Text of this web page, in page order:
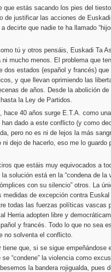
que estás sacando los pies del
de justificar las acciones de
decirte que nadie te ha llamado
tú y otros pensáis, Euskadi Ta
mucho menos. El problema que
dos estados (español y francés) que
y que llevan oprimiendo las
de años. Desde la abolición
la Ley de Partidos.
hace 40 años surge E.T.A. como
dado a este conflicto (y como
pero no es ni de lejos la más
dejo de hacerlo, eso me lo guardo
que estáis muy equivocados a
solución está en la “condena de la
con su silencio” otros. La
medidas de excepción contra
todas las fuerzas políticas vascas
Herria adopten libre y
y francés. Todo lo que no sea
no solventa el conflicto.
tiene que, si se sigue empeñándose
“condene” la violencia como
la bandera rojigualda, pues